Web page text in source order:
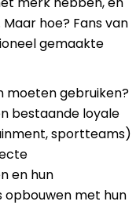
hoe? Fans van
gemaakte
moeten gebruiken?
bestaande loyale
sportteams)
en hun
opbouwen met hun